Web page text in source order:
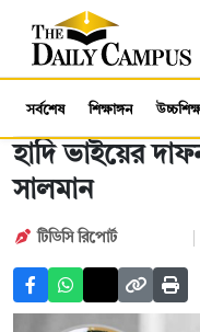
সর্বশেষ শিক্ষাঙ্গন
হাদি ভাইয়ের
সালমান
টিডিসি রিপোর্ট